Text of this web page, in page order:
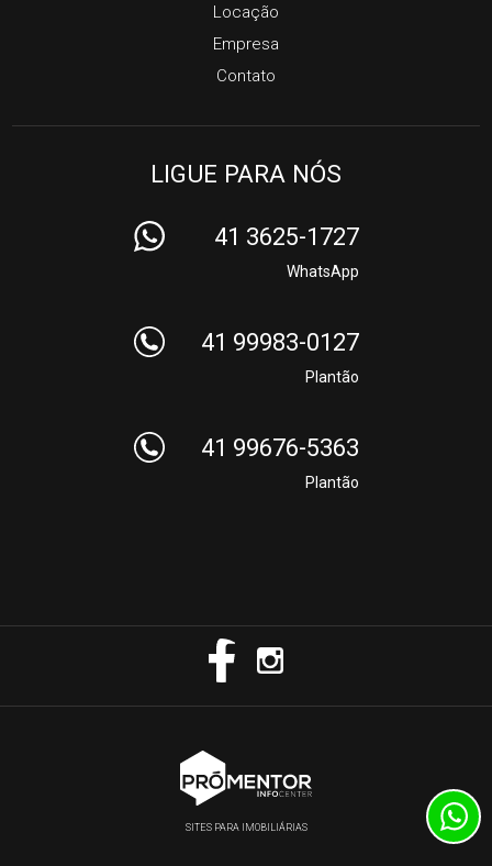
Locação
Empresa
Contato
LIGUE PARA NÓS
41 3625-1727
WhatsApp
41 99983-0127
Plantão
41 99676-5363
Plantão
SITES PARA IMOBILIÁRIAS